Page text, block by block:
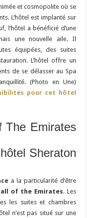
et cosmopolite où se
L’hôtel est implanté sur
l’hôtel a bénéficié d’une
une nouvelle aile. Il
équipées, des suites
L’hôtel offre un
de se délasser au Spa
(Photo en Une)
pour cet hôtel
The Emirates
a la particularité d’être
of the Emirates. Les
les suites et chambres
n’est pas situé sur une